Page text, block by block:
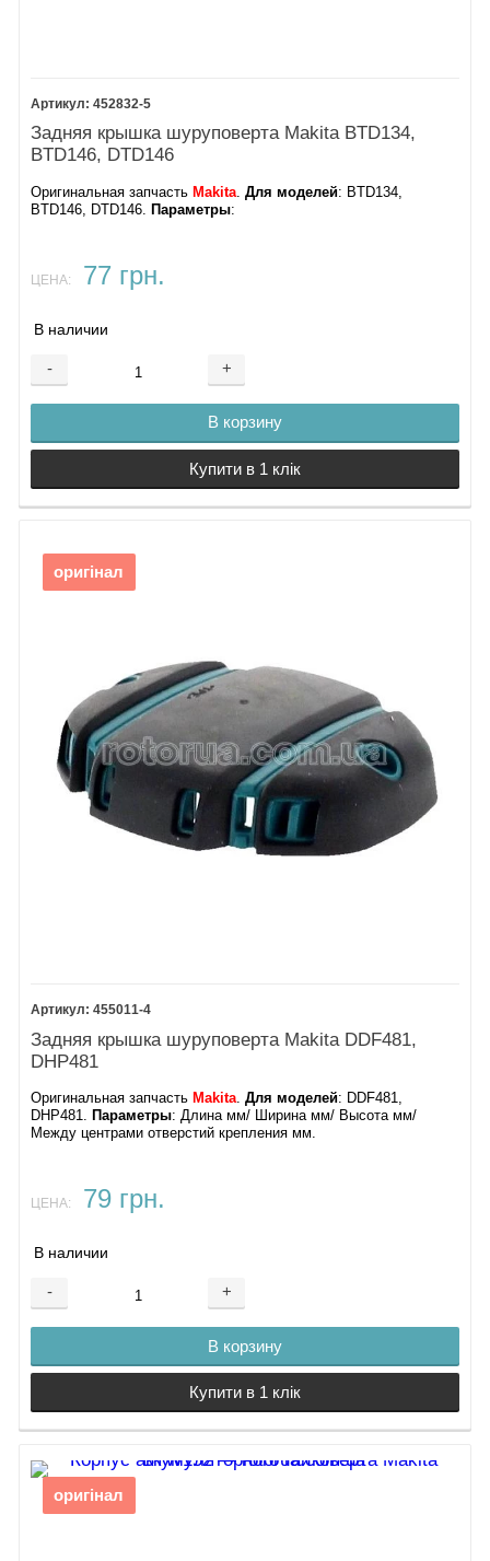
452832-5
Задняя крышка шуруповерта Makita BTD134,
BTD146, DTD146
Оригинальная запчасть Makita.Для моделей: BTD134,
BTD146, DTD146. Параметры:
ЦЕНА: 77 грн.
В наличии
- +
В корзину
Купити в 1 клік
оригінал
455011-4
Задняя крышка шуруповерта Makita DDF481,
DHP481
Оригинальная запчасть Makita.Для моделей: DDF481,
DHP481. Параметры: Длина мм/ Ширина мм/ Высота мм/
Между центрами отверстий крепления мм.
ЦЕНА: 79 грн.
В наличии
- +
В корзину
Купити в 1 клік
оригінал